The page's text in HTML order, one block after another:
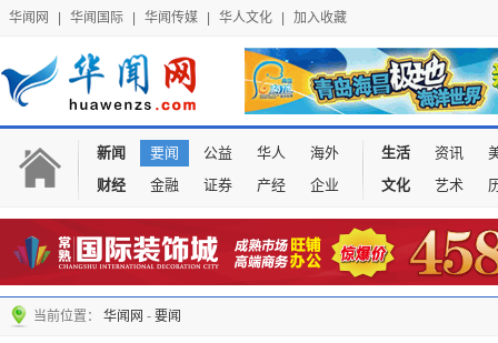
华闻网 华闻国际 华闻传媒 华人文化 加入收藏
新闻 要闻 公益 华人
海外
财经
金融 证券 产经 企业
生活 资讯
文化
艺术
当前位置： 华闻网 - 要闻